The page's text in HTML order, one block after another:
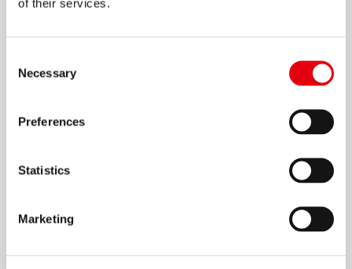
of their services.
Selection
Necessary
Preferences
Statistics
Marketing